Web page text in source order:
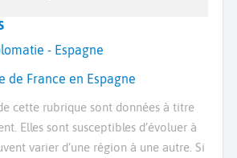
- Espagne
de France en Espagne
cette rubrique sont données à titre
Elles sont susceptibles d’évoluer à
varier d’une région à une autre. Si